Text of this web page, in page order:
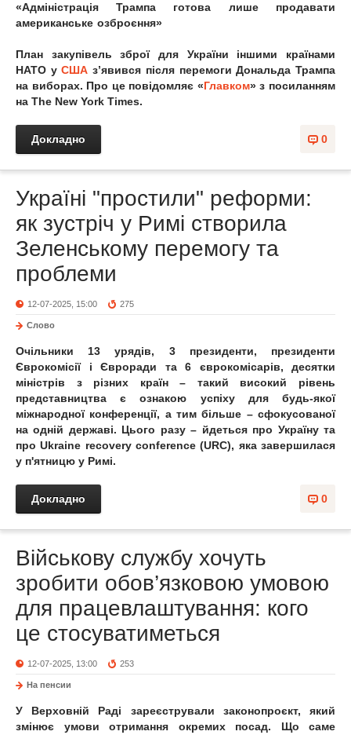
«Адміністрація Трампа готова лише продавати
американське озброєння»
План закупівель зброї для України іншими країнами
НАТО у США з’явився після перемоги Дональда Трампа
на виборах. Про це повідомляє «Главком» з посиланням
на The New York Times.
0
Докладно
Україні "простили" реформи:
як зустріч у Римі створила
Зеленському перемогу та
проблеми
12-07-2025, 15:00 275
Слово
Очільники 13 урядів, 3 президенти, президенти
Єврокомісії і Євроради та 6 єврокомісарів, десятки
міністрів з різних країн – такий високий рівень
представництва є ознакою успіху для будь-якої
міжнародної конференції, а тим більше – сфокусованої
на одній державі. Цього разу – йдеться про Україну та
про Ukraine recovery conference (URC), яка завершилася
у п'ятницю у Римі.
0
Докладно
Військову службу хочуть
зробити обов’язковою умовою
для працевлаштування: кого
це стосуватиметься
12-07-2025, 13:00 253
На пенсии
У Верховній Раді зареєстрували законопроєкт, який
змінює умови отримання окремих посад. Що саме